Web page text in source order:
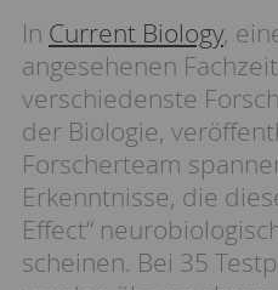
In Current Biology,
angesehenen
verschiedenste
der Biologie,
Forscherteam
Erkenntnisse, die
Effect“
scheinen. Bei 35